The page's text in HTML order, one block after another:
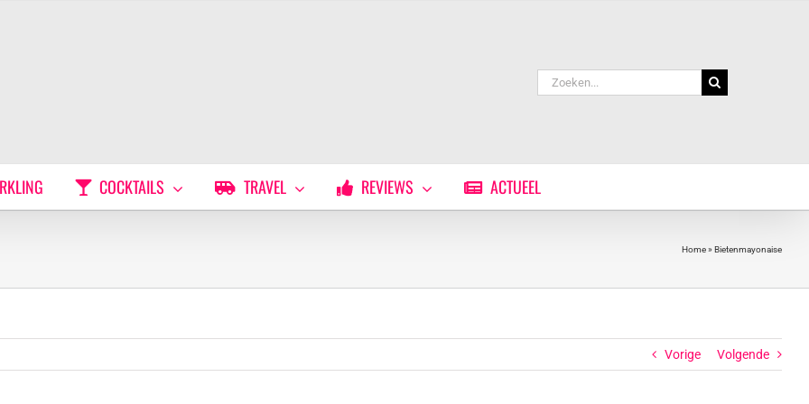
Zoeken
naar:
COCKTAILS TRAVEL REVIEWS ACTUEEL
Home» Bietenmayonaise
Vorige Volgende